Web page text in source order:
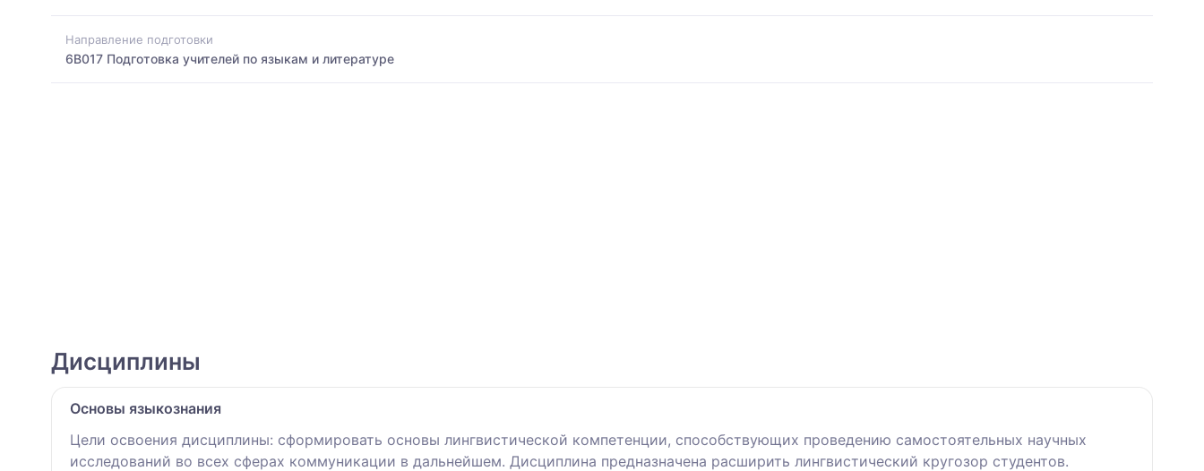
Направление подготовки
6B017 Подготовка учителей по языкам и литературе
Дисциплины
Основы языкознания
Цели освоения дисциплины: сформировать основы лингвистической компетенции, способствующих проведению самостоятельных научных
исследований во всех сферах коммуникации в дальнейшем. Дисциплина предназначена расширить лингвистический кругозор студентов.